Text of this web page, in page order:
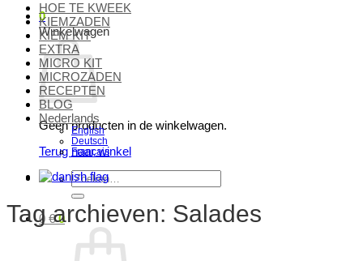
0
Winkelwagen
Geen producten in de winkelwagen.
Terug naar winkel
Zoeken
naar:
0 € 0
HOE TE KWEEK
KIEMZADEN
KIEM KIT
EXTRA
MICRO KIT
MICROZADEN
RECEPTEN
BLOG
Nederlands
English
Deutsch
Français
Tag archieven: Salades